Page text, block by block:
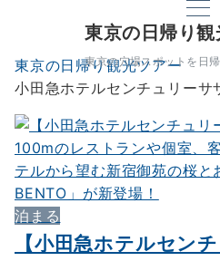
東京の日帰り観
東京の穴場スポットを日
東京の日帰り観光ツアー
小田急ホテルセンチュリーサ
泊まる
【小田急ホテルセン